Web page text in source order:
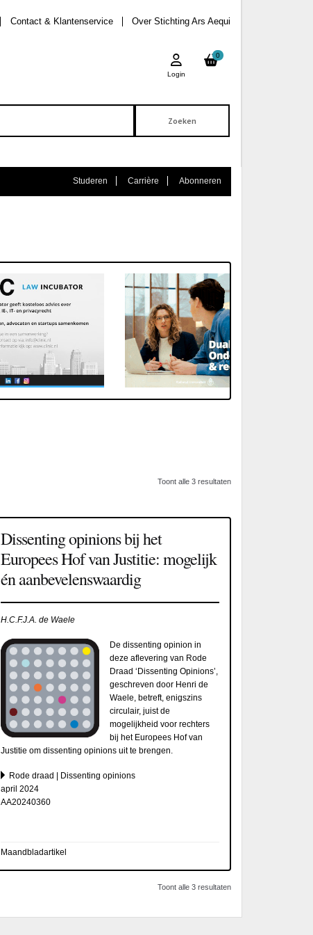
Over Stichting Ars Aequi
Contact & Klantenservice
0
Login
Studeren Carrière Abonneren
Toont alle 3 resultaten
Dissenting opinions bij het
Europees Hof van Justitie: mogelijk
én aanbevelenswaardig
H.C.F.J.A. de Waele
De dissenting opinion in
deze aflevering van Rode
Draad ‘Dissenting Opinions’,
geschreven door Henri de
Waele, betreft, enigszins
circulair, juist de
mogelijkheid voor rechters
bij het Europees Hof van
Justitie om dissenting opinions uit te brengen.
Rode draad | Dissenting opinions
april 2024
AA20240360
Maandbladartikel
Toont alle 3 resultaten